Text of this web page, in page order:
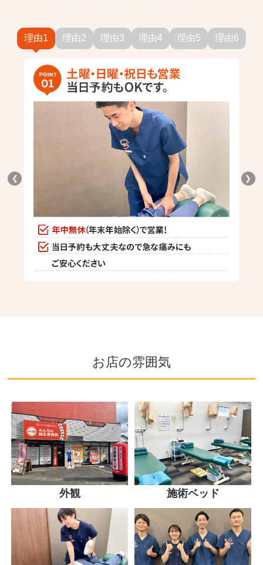
理由1 理由2 理由3 理由4 理由5 理由6
❮ ❯
お店の雰囲気
外観 施術ベッド